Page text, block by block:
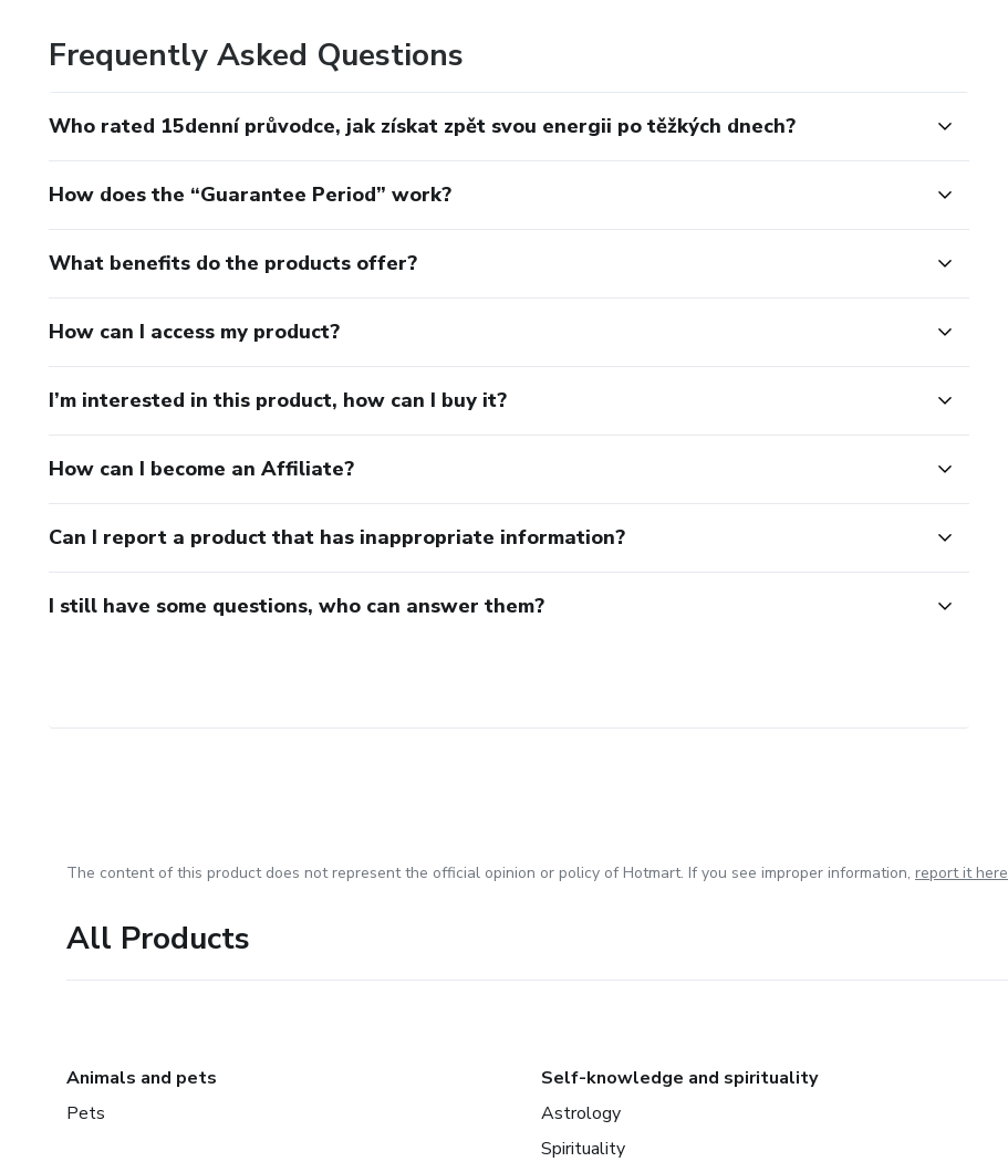
Frequently Asked Questions
Who rated 15denní průvodce, jak získat zpět svou energii po těžkých dnech?
How does the “Guarantee Period” work?
What benefits do the products offer?
How can I access my product?
I’m interested in this product, how can I buy it?
How can I become an Affiliate?
Can I report a product that has inappropriate information?
I still have some questions, who can answer them?
The content of this product does not represent the official opinion or policy of Hotmart. If you see improper information, report it here
All Products
Animals and pets
Pets
Self-knowledge and spirituality
Astrology
Spirituality